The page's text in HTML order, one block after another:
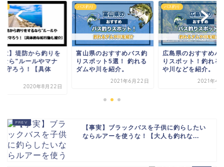
意】堤防から釣りを
なら"ルールやマナ
守ろう！【具体
2020年8月22日
バス釣り
富山県のおすすめバス釣
りスポット5選！ 釣れる
ダムや川を紹介。
2021年6月22日
バス釣り
広島県のおすすめバ
りスポット！釣れる
や川などを紹介。
2021年4
【事実】ブラックバスを子供に釣らしたい
ならルアーを使うな！【大人も釣れな...